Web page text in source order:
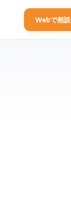
Webで相談